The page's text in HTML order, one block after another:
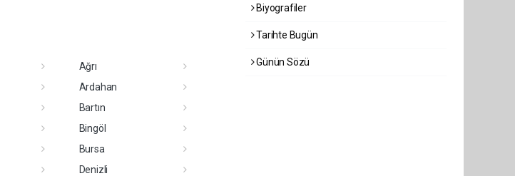
Ağrı
Ardahan
Bartın
Bingöl
Bursa
Denizli
Biyografiler
Tarihte Bugün
Günün Sözü